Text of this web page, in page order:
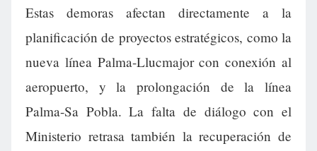
Estas demoras afectan directamente a la
planificación de proyectos estratégicos, como la
nueva línea Palma-Llucmajor con conexión al
aeropuerto, y la prolongación de la línea
Palma-Sa Pobla. La falta de diálogo con el
Ministerio retrasa también la recuperación de